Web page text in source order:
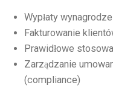
Wypłaty
Fakturowanie
Prawidłowe
Zarządzanie
(compliance)